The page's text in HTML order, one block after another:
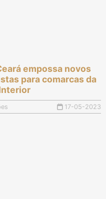
empossa novos
para comarcas da
17-05-2023